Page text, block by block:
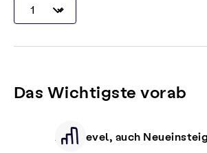
Das Wichtigste vorab
Alle Level, auch